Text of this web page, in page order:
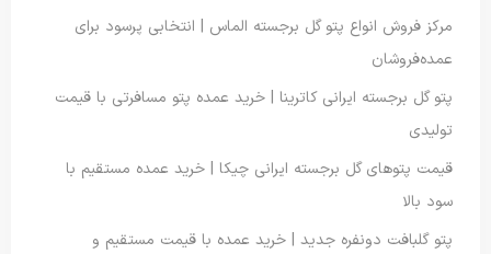
مرکز فروش انواع پتو گل برجسته الماس | انتخابی پرسود برای
عمده‌فروشان
پتو گل برجسته ایرانی کاترینا | خرید عمده پتو مسافرتی با قیمت
تولیدی
قیمت پتوهای گل برجسته ایرانی چیکا | خرید عمده مستقیم با
سود بالا
پتو گلبافت دونفره جدید | خرید عمده با قیمت مستقیم و